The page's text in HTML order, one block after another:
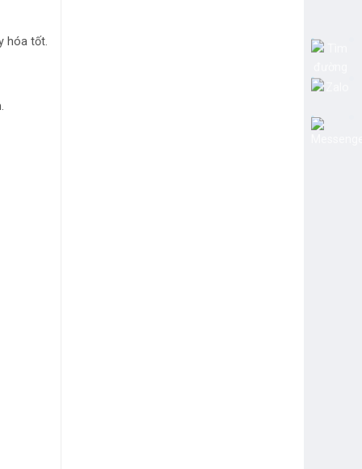
hóa tốt.